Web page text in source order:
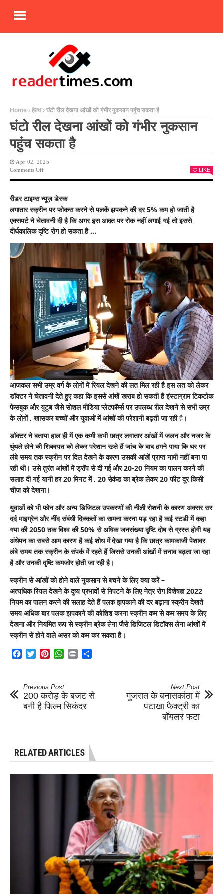
Home हेल्थ घंटो रील देखना आंखों को गंभीर नुकसान पहुंच सकता है
घंटो रील देखना आंखों को गंभीर नुकसान
पहुंच सकता है
Apr 02, 2025
Comments OffOn
आंखों
को
गंभीर
नुकसान
पहुंच
LIKE
रीडर टाइम्स न्यूज़ डेस्क
लगातार स्क्रीन पर फोकस करने से पलकें झपकने की दर 5% कम हो जाती है
एक्सपर्ट ने चेतावनी दी है कि अगर इस आदत पर रोक नहीं लगाई गई तो इससे
दीर्घकालिक दृष्टि रोग हो सकता है …
आजकल सभी उम्र वर्ग के लोगों में रियल देखने की लत मिल रही है इस लत को लेकर
डॉक्टर ने चेतावनी देते हुए कहा कि इससे आंखें खराब हो सकती है इंस्टाग्राम टिकटोक
फेसबुक और युटुब जैसे सोशल मीडिया प्लेटफॉर्म्स पर उपलब्ध रील देखने से सभी उम्र
के लोगों , खासकर बच्चों और युवाओं में आंखों की परेशानी बढ़ती जा रहीहै।
डॉक्टर ने बताया हाल ही में एक कभी कभी छात्र लगातार आंखों में जलन और नजर के
धुंधले होने की शिकायत को लेकर परेशान रहते हैं जांच के बाद हमने पाया कि घर पर
लंबे समय तक स्क्रीन पर दिल देखने के कारण उसकी आंखें प्राप्त नामी नहीं बना पा
रही थी। उसे तुरंत आंखों में ड्रॉप से दी गई और 20-20 नियम का पालन करने की
सलाह दी गई यानी हर 20 मिनट में , 20 सेकंड का ब्रेक लेकर 20 फीट दूर किसी
चीज को देखना।
युवाओं को भी फोन और अन्य डिजिटल उपकरणों की नीली रोशनी के कारण अक्सर सर
दर्द माइग्रेन और नींद संबंधी दिक्कतों का सामना करना पड़ रहा है कई स्टडी में कहा
गया की 2050 तक विश्व की 50% से अधिक जनसंख्या दृष्टि दोष से ग्रस्त होगी यह
अंधेपन का सबसे आम कारण है कई शोध में देखा गया है कि छात्र कामकाजी पेशावर
लंबे समय तक स्क्रीन के संपर्क में रहते हैं जिससे उनकी आंखों में तनाव बढ़ता जा रहा
है और उनकी दृष्टि कमजोर होती जा रही है।
स्क्रीन से आंखों को होने वाले नुकसान से बचने के लिए क्या करें –
अत्यधिक रियल देखने के दुष्य प्रभावों से निपटने के लिए नेत्र रोग विशेषज्ञ 2022
नियम का पालन करने की सलाह देते हैं पलक झपकाने की दर बढ़ाना स्क्रीन देखते
समय अधिक बार पलक झपकाने की कोशिश करना स्क्रीन कम से कम समय के लिए
देखना और नियमित रूप से स्क्रीन ब्रेक लेना जैसे डिजिटल डिटॉक्स लेना आंखों में
स्क्रीन से होने वाले असर को कम कर सकता है।
Facebook
TwitterPinterestWhatsApp
Print
Previous Post
200 करोड़ के बजट से
बनी है फिल्म सिकंदर
Next Post
गुजरात के बनासकांठा में
पटाखा फैक्ट्री का
बॉयलर फटा
RELATED ARTICLES